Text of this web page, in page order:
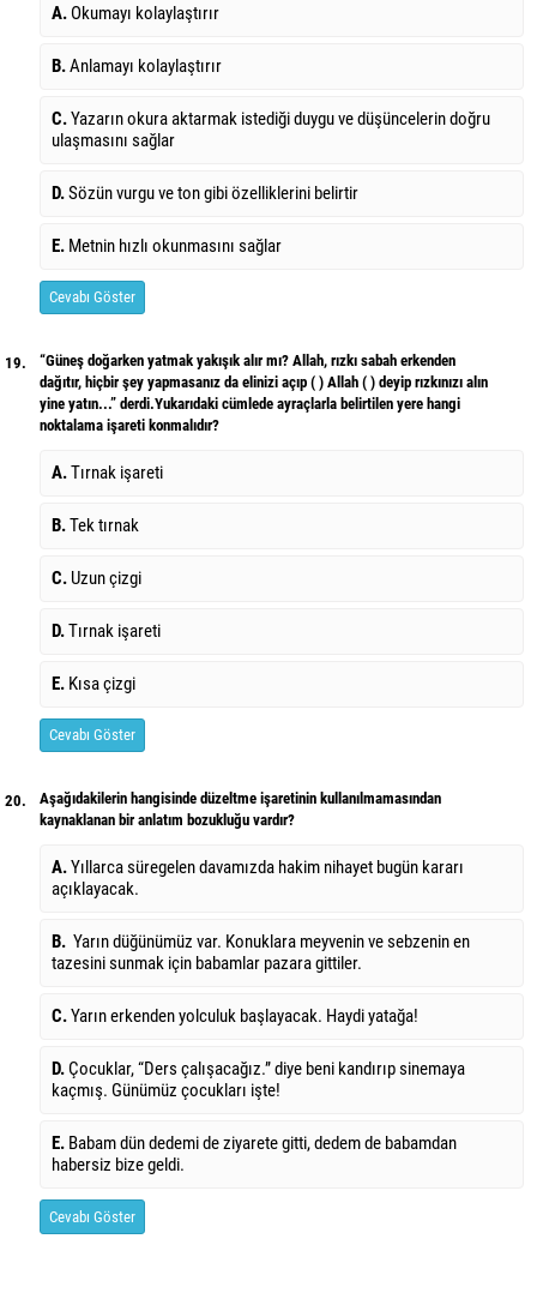
A. Okumayı kolaylaştırır
B.Anlamayı kolaylaştırır
C.Yazarın okura aktarmak istediği duygu ve düşüncelerin doğru
ulaşmasını sağlar
D.Sözün vurgu ve ton gibi özelliklerini belirtir
E. Metnin hızlı okunmasını sağlar
Cevabı Göster
19.
“Güneş doğarken yatmak yakışık alır mı? Allah, rızkı sabah erkenden
dağıtır, hiçbir şey yapmasanız da elinizi açıp ( ) Allah ( ) deyip rızkınızı alın
yine yatın...” derdi.Yukarıdaki cümlede ayraçlarla belirtilen yere hangi
noktalama işareti konmalıdır?
A.Tırnak işareti
B.Tek tırnak
C. Uzun çizgi
D.Tırnak işareti
E. Kısa çizgi
Cevabı Göster
20.
Aşağıdakilerin hangisinde düzeltme işaretinin kullanılmamasından
kaynaklanan bir anlatım bozukluğu vardır?
A.Yıllarca süregelen davamızda hakim nihayet bugün kararı
açıklayacak.
B. Yarın düğünümüz var. Konuklara meyvenin ve sebzenin en
tazesini sunmak için babamlar pazara gittiler.
C.Yarın erkenden yolculuk başlayacak. Haydi yatağa!
D.Çocuklar, “Ders çalışacağız.” diye beni kandırıp sinemaya
kaçmış. Günümüz çocukları işte!
E. Babam dün dedemi de ziyarete gitti, dedem de babamdan
habersiz bize geldi.
Cevabı Göster